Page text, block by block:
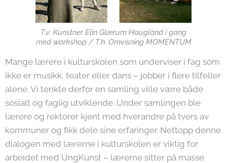
T.v: Kunstner Elin Glærum Haugland i gang
med workshop / T.h: Omvisning MOMENTUM
Mange lærere i kulturskolen som underviser i fag som
ikke er musikk, teater eller dans – jobber i flere tilfeller
alene. Vi tenkte derfor en samling ville være både
sosialt og faglig utviklende. Under samlingen ble
lærere og rektorer kjent med hverandre på tvers av
kommuner og fikk dele sine erfaringer. Nettopp denne
dialogen med lærerne i kulturskolen er viktig for
arbeidet med UngKunst – lærerne sitter på masse